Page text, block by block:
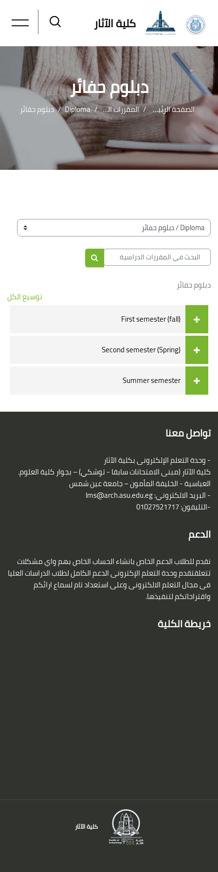
كلية الآثار
دبلوم حفائر
الصفحة الرئيسية المقررات الدراسية Diploma دبلوم حفائر
الكتل
تصنيفات المقررات
البحث في المقررات الدراسية
البحث في المقررات الدراسية
دبلوم حفائر
توسيع الكل
First semester (fall)
Second semester (Spring)
Summer semester
الكتل
تواصل معنا
- وحدة التعلم الإلكترونى بكلية الآثار
كلية الآثار (مبنى الامتحانات سابقا - توشكي) – بجوار كلية العلوم.
العباسية - الخليفة المأمون – جامعة عين شمس
- البريد الالكتروني:lms@arch.asu.edu.eg
-التليفون: 01027521717
الدعم
نقدم للطلاب الدعم الخاص بانشاء الحساب الخاص بهم واي مشكلات
تتعلقتقدم وحدة التعلم الإكترونى الدعم الكامل لطلاب الدراسات العليا
فى مجال التعلم الالكترونى وعلى استعداد تام لسماع ارائكم
واقتراحاتكم لتنفيذها.
خريطة الكلية
كلية الآثار